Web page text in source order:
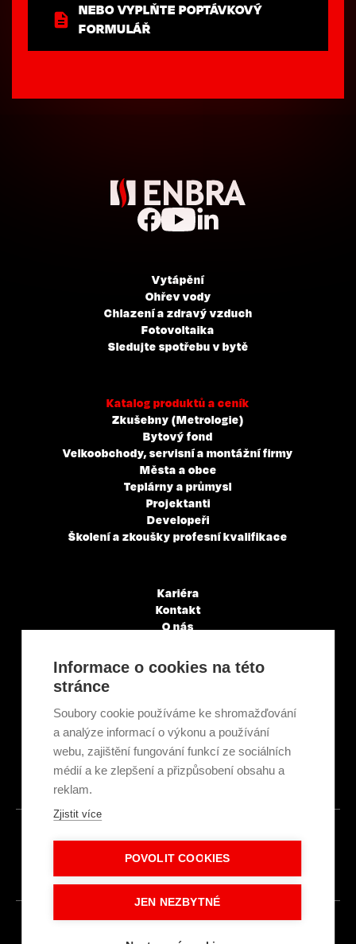
NEBO VYPLŇTE POPTÁVKOVÝ
FORMULÁŘ
Vytápění
Ohřev vody
Chlazení a zdravý vzduch
Fotovoltaika
Sledujte spotřebu v bytě
Katalog produktů a ceník
Zkušebny (Metrologie)
Bytový fond
Velkoobchody, servisní a montážní firmy
Města a obce
Teplárny a průmysl
Projektanti
Developeři
Školení a zkoušky profesní kvalifikace
Kariéra
Kontakt
O nás
Články a novinky
GDPR & Cookies
Ekologická recyklace
Projekty EU
Intranet - Přihlášení
Přihlášení
© 2026
Informace o cookies na této
stránce
Soubory cookie používáme ke shromažďování
a analýze informací o výkonu a používání
webu, zajištění fungování funkcí ze sociálních
médií a ke zlepšení a přizpůsobení obsahu a
reklam.
Zjistit více
POVOLIT COOKIES
JEN NEZBYTNÉ